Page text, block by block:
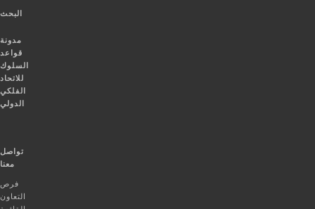
البحث
مدونة
قواعد
السلوك
للاتحاد
الفلكي
الدولي
تواصل
معنا
فرص
التعاون